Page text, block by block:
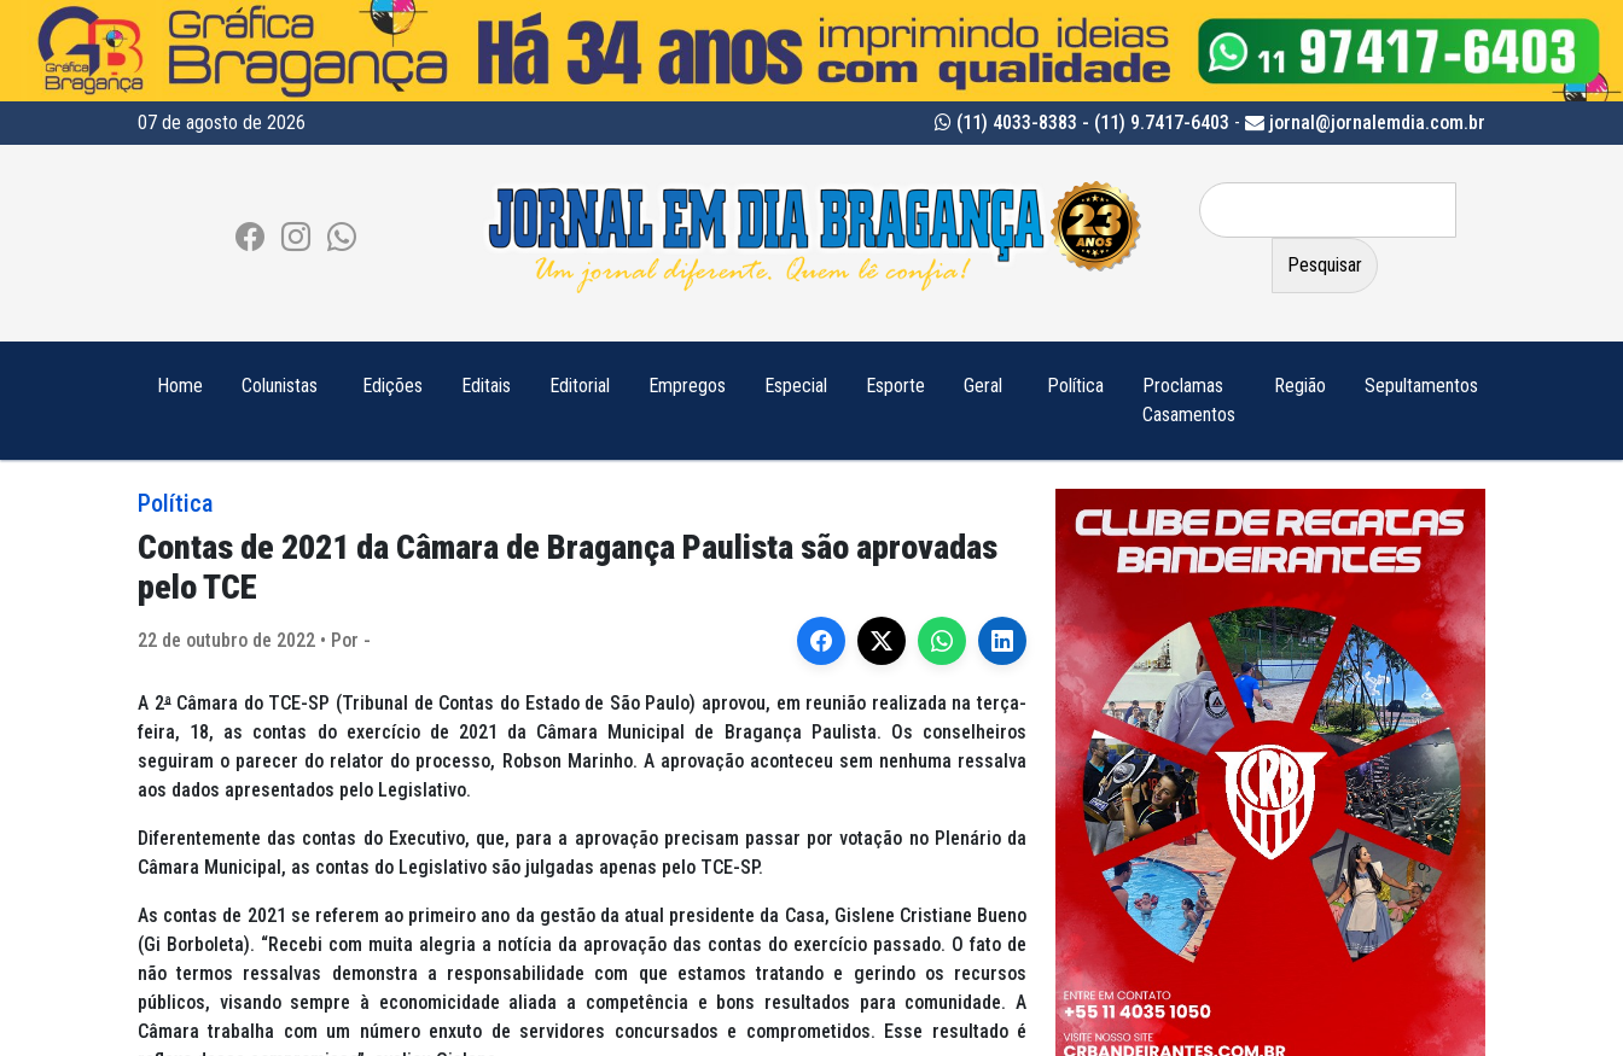
07 de agosto de 2026 (11) 4033-8383 - (11) 9.7417-6403 - jornal@jornalemdia.com.br
Pesquisar
por:
Home Colunistas Edições Editais Editorial Empregos Especial Esporte Geral Política
Proclamas
Casamentos
Região Sepultamentos
Política
Contas de 2021 da Câmara de Bragança Paulista são aprovadas
pelo TCE
22 de outubro de 2022 • Por -
A 2ªCâmara do TCE-SP (Tribunal de Contas do Estado de São Paulo) aprovou, em reunião realizada na terça-
feira, 18, as contas do exercício de 2021 da Câmara Municipal de Bragança Paulista. Os conselheiros
seguiram o parecer do relator do processo, Robson Marinho. A aprovação aconteceu sem nenhuma ressalva
aos dados apresentados pelo Legislativo.
Diferentemente das contas do Executivo, que, para a aprovação precisam passar por votação no Plenário da
Câmara Municipal, as contas do Legislativo são julgadas apenas pelo TCE-SP.
As contas de 2021 se referem ao primeiro ano da gestão da atual presidente da Casa, Gislene Cristiane Bueno
(Gi Borboleta). “Recebi com muita alegria a notícia da aprovação das contas do exercício passado. O fato de
não termos ressalvas demonstra a responsabilidade com que estamos tratando e gerindo os recursos
públicos, visando sempre à economicidade aliada a competência e bons resultados para comunidade. A
Câmara trabalha com um número enxuto de servidores concursados e comprometidos. Esse resultado é